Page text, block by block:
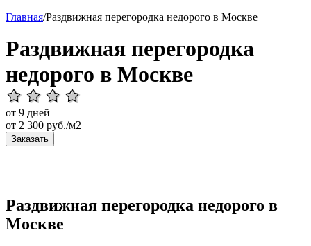
Главная/Раздвижная перегородка недорого в Москве
Раздвижная перегородка
недорого в Москве
от 9 дней
от 2 300 руб./м2
Заказать
Раздвижная перегородка недорого в
Москве